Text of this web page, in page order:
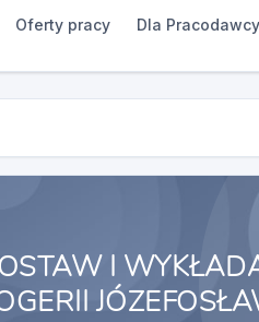
Oferty pracy Dla Pracodawcy
I